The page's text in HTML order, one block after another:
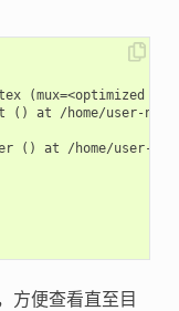
() at /home/user-
() at /home/user-
方便查看直至目